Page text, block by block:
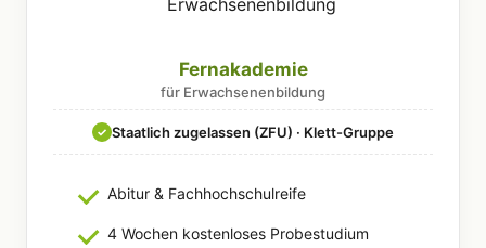
Fernakademie
für Erwachsenenbildung
✓ Staatlich zugelassen (ZFU) · Klett-Gruppe
Abitur & Fachhochschulreife
4 Wochen kostenloses Probestudium